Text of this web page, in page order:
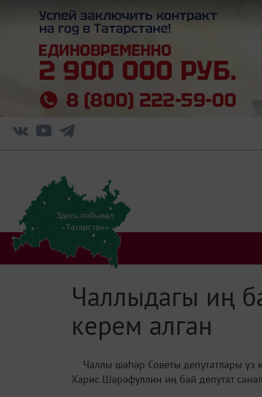
Здесь побывал
«Татарстан»
Чаллыдагы иң
керем алган
Чаллы шәһәр Советы депутатлары
Харис Шәрәфуллин иң бай депутат